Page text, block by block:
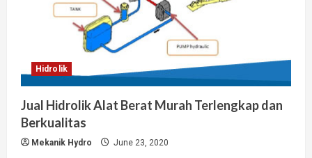
Hidrolik
Jual Hidrolik Alat Berat Murah Terlengkap dan
Berkualitas
Mekanik Hydro June 23, 2020